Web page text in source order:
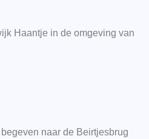
Haantje in de omgeving van
naar de Beirtjesbrug